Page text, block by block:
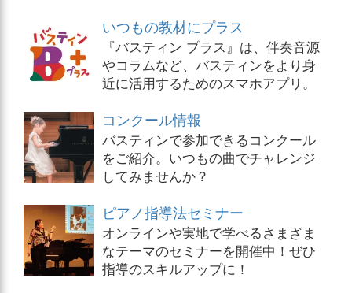
いつもの教材にプラス
『バスティン プラス』は、伴奏音源
やコラムなど、バスティンをより身
近に活用するためのスマホアプリ。
コンクール情報
バスティンで参加できるコンクール
をご紹介。いつもの曲でチャレンジ
してみませんか？
ピアノ指導法セミナー
オンラインや実地で学べるさまざま
なテーマのセミナーを開催中！ぜひ
指導のスキルアップに！